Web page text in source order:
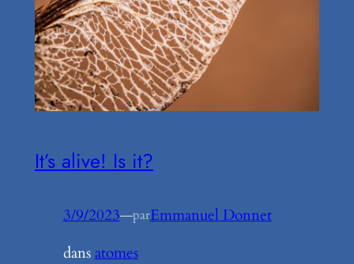
It’s alive! Is it?
3/9/2023—parEmmanuel Donnet
dansatomes